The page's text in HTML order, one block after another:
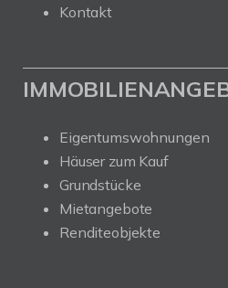
Kontakt
Eigentumswohnungen
Häuser zum Kauf
Grundstücke
Mietangebote
Renditeobjekte